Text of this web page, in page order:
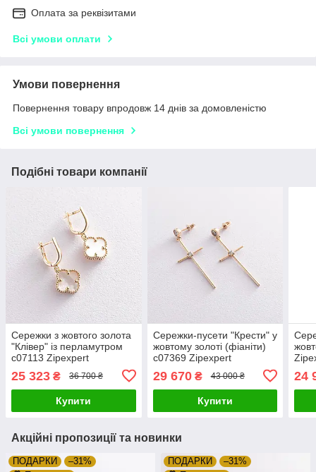
Оплата за реквізитами
Всі умови оплати
Умови повернення
Повернення товару впродовж 14 днів за домовленістю
Всі умови повернення
Подібні товари компанії
Сережки з жовтого золота
"Клівер" із перламутром
с07113 Zipexpert
25 323 ₴ 36 700 ₴
Купити
Сережки-пусети "Крести" у
жовтому золоті (фіаніти)
с07369 Zipexpert
29 670₴ 43 000 ₴
Купити
24
Акційні пропозиції та новинки
ПОДАРКИ
–31%
ПОДАРКИ
–31%